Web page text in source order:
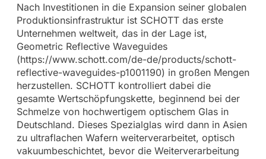
Nach Investitionen in die Expansion seiner globalen
Produktionsinfrastruktur ist SCHOTT das erste
Unternehmen weltweit, das in der Lage ist,
Geometric Reflective Waveguides
(https://www.schott.com/de-de/products/schott-
reflective-waveguides-p1001190) in großen Mengen
herzustellen. SCHOTT kontrolliert dabei die
gesamte Wertschöpfungskette, beginnend bei der
Schmelze von hochwertigem optischem Glas in
Deutschland. Dieses Spezialglas wird dann in Asien
zu ultraflachen Wafern weiterverarbeitet, optisch
vakuumbeschichtet, bevor die Weiterverarbeitung